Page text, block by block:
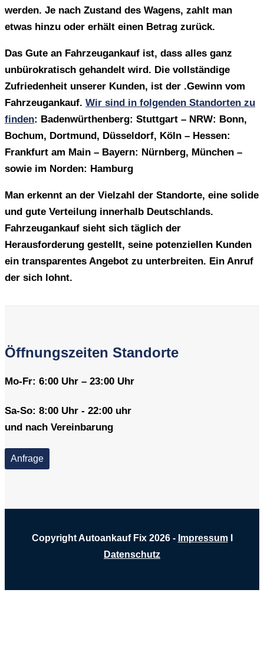
werden. Je nach Zustand des Wagens, zahlt man
etwas hinzu oder erhält einen Betrag zurück.
Das Gute an Fahrzeugankauf ist, dass alles ganz
unbürokratisch gehandelt wird. Die vollständige
Zufriedenheit unserer Kunden, ist der .Gewinn vom
Fahrzeugankauf. Wir sind in folgenden Standorten zu
finden: Badenwürthenberg: Stuttgart – NRW: Bonn,
Bochum, Dortmund, Düsseldorf, Köln – Hessen:
Frankfurt am Main – Bayern: Nürnberg, München –
sowie im Norden: Hamburg
Man erkennt an der Vielzahl der Standorte, eine solide
und gute Verteilung innerhalb Deutschlands.
Fahrzeugankauf sieht sich täglich der
Herausforderung gestellt, seine potenziellen Kunden
ein transparentes Angebot zu unterbreiten. Ein Anruf
der sich lohnt.
Öffnungszeiten Standorte
Mo-Fr: 6:00 Uhr – 23:00 Uhr
Sa-So: 8:00 Uhr - 22:00 uhr
und nach Vereinbarung
Anfrage
Copyright Autoankauf Fix 2026 - ImpressumI
Datenschutz